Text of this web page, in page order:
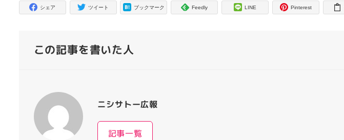
シェア ツイート ブックマーク Feedly LINE Pinterest
この記事を書いた人
ニシサトー広報
記事一覧